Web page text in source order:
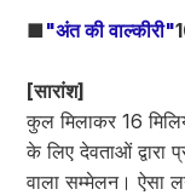
■"अंत की वाल्कीरी"
[सारांश]
कुल मिलाकर 16
के लिए देवताओं द्वारा
वाला सम्मेलन। ऐसा